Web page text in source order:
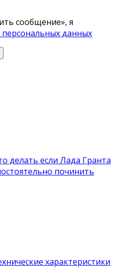
сообщение», я
данных
делать если Лада Гранта
починить
характеристики